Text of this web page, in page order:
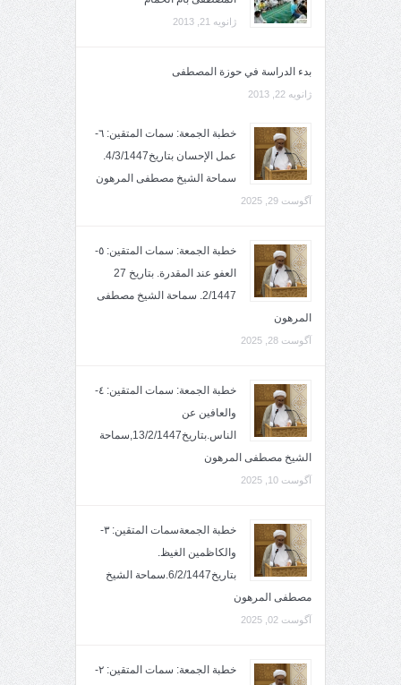
ژانویه 21, 2013
بدء الدراسة في حوزة المصطفى
ژانویه 22, 2013
خطبة الجمعة: سمات المتقين: ٦-
عمل الإحسان بتاريخ4/3/1447.
سماحة الشيخ مصطفى المرهون
آگوست 29, 2025
خطبة الجمعة: سمات المتقين: ٥-
العفو عند المقدرة. بتاريخ 27
2/1447. سماحة الشيخ مصطفى
المرهون
آگوست 28, 2025
خطبة الجمعة: سمات المتقين: ٤-
والعافين عن
الناس.بتاريخ13/2/1447,سماحة
الشيخ مصطفى المرهون
آگوست 10, 2025
خطبة الجمعةسمات المتقين: ٣-
والكاظمين الغيظ.
بتاريخ6/2/1447.سماحة الشيخ
مصطفى المرهون
آگوست 02, 2025
خطبة الجمعة: سمات المتقين: ٢-